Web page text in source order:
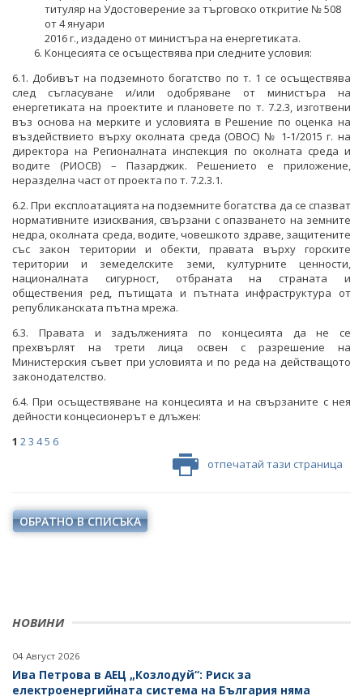
НОВИНИ
04 Август 2026
Ива Петрова в АЕЦ „Козлодуй“: Риск за
електроенергийната система на България няма
ТЕРИТОРИАЛНИ ПЛАНОВЕ ЗА СПРАВЕДЛИВ ПРЕХОД
титуляр на Удостоверение за търговско откритие № 508
от 4 януари
2016 г., издадено от министъра на енергетиката.
Концесията се осъществява при следните условия:
6.1. Добивът на подземното богатство по т. 1 се осъществява
след съгласуване и/или одобряване от министъра на
енергетиката на проектите и плановете по т. 7.2.3, изготвени
въз основа на мерките и условията в Решение по оценка на
въздействието върху околната среда (ОВОС) № 1-1/2015 г. на
директора на Регионалната инспекция по околната среда и
водите (РИОСВ) – Пазарджик. Решението е приложение,
неразделна част от проекта по т. 7.2.3.1.
6.2. При експлоатацията на подземните богатства да се спазват
нормативните изисквания, свързани с опазването на земните
недра, околната среда, водите, човешкото здраве, защитените
със закон територии и обекти, правата върху горските
територии и земеделските земи, културните ценности,
националната сигурност, отбраната на страната и
обществения ред, пътищата и пътната инфраструктура от
републиканската пътна мрежа.
6.3. Правата и задълженията по концесията да не се
прехвърлят на трети лица освен с разрешение на
Министерския съвет при условията и по реда на действащото
законодателство.
6.4. При осъществяване на концесията и на свързаните с нея
дейности концесионерът е длъжен:
1 23 45 6
отпечатай тази страница
ОБРАТНО В СПИСЪКА